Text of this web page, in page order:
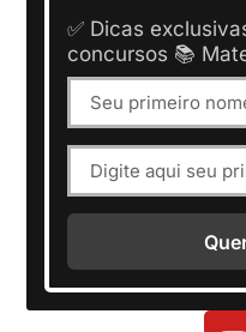
✅ Dicas
concursos 📚